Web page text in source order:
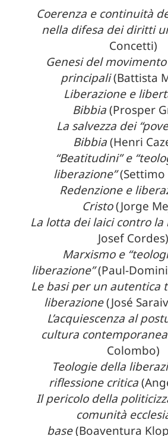
Coerenza e continuità
nella difesa dei diritti
Concetti)
Genesi del
principali(Battista
Liberazione e
Bibbia(Prosper
La salvezza dei
Bibbia(Henri
“Beatitudini” e
liberazione”(Settimo
Redenzione e
Cristo(Jorge
La lotta dei laici contro la
Josef Cordes)
Marxismo e
liberazione”(Paul-
Le basi per un autentica
liberazione(José
L’acquiescenza al
cultura contemporanea
Colombo)
Teologie della
riflessione critica
Il pericolo della
comunità
base(Boaventura